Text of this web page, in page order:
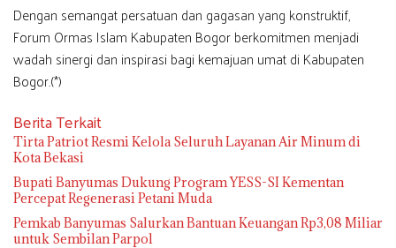
Dengan semangat persatuan dan gagasan yang konstruktif,
Forum Ormas Islam Kabupaten Bogor berkomitmen menjadi
wadah sinergi dan inspirasi bagi kemajuan umat di Kabupaten
Bogor.(*)
Berita Terkait
Tirta Patriot Resmi Kelola Seluruh Layanan Air Minum di
Kota Bekasi
Bupati Banyumas Dukung Program YESS-SI Kementan
Percepat Regenerasi Petani Muda
Pemkab Banyumas Salurkan Bantuan Keuangan Rp3,08 Miliar
untuk Sembilan Parpol